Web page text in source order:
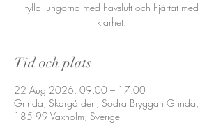
fylla lungorna med havsluft och hjärtat med
klarhet.
Tid och plats
22 Aug 2026, 09:00 – 17:00
Grinda, Skärgården, Södra Bryggan Grinda,
185 99 Vaxholm, Sverige